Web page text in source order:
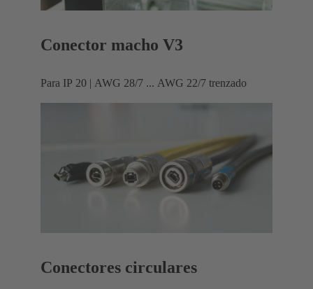
Conector macho V3
Para IP 20 | AWG 28/7 ... AWG 22/7 trenzado
Conectores circulares